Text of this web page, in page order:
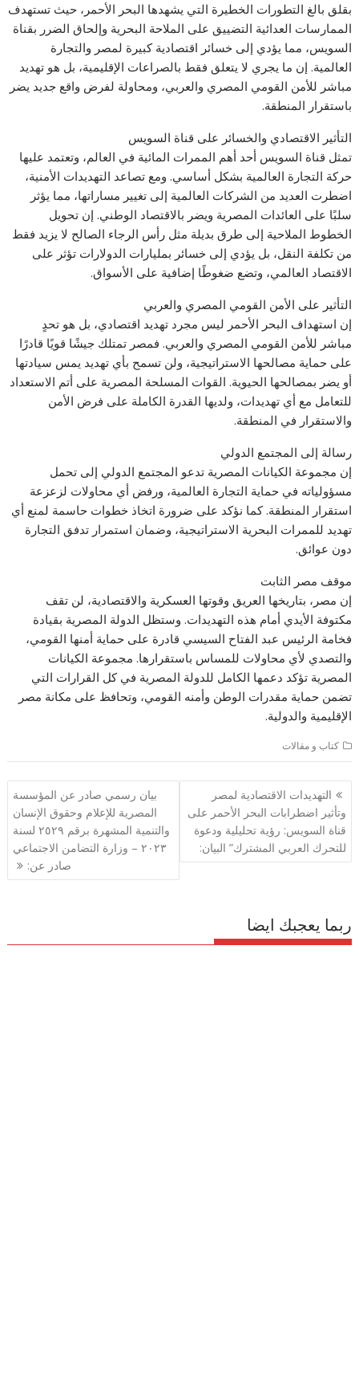
بقلق بالغ التطورات الخطيرة التي يشهدها البحر الأحمر، حيث تستهدف
الممارسات العدائية التضييق على الملاحة البحرية وإلحاق الضرر بقناة
السويس، مما يؤدي إلى خسائر اقتصادية كبيرة لمصر والتجارة
العالمية. إن ما يجري لا يتعلق فقط بالصراعات الإقليمية، بل هو تهديد
مباشر للأمن القومي المصري والعربي، ومحاولة لفرض واقع جديد يضر
باستقرار المنطقة.
التأثير الاقتصادي والخسائر على قناة السويس
تمثل قناة السويس أحد أهم الممرات المائية في العالم، وتعتمد عليها
حركة التجارة العالمية بشكل أساسي. ومع تصاعد التهديدات الأمنية،
اضطرت العديد من الشركات العالمية إلى تغيير مساراتها، مما يؤثر
سلبًا على العائدات المصرية ويضر بالاقتصاد الوطني. إن تحويل
الخطوط الملاحية إلى طرق بديلة مثل رأس الرجاء الصالح لا يزيد فقط
من تكلفة النقل، بل يؤدي إلى خسائر بمليارات الدولارات تؤثر على
الاقتصاد العالمي، وتضع ضغوطًا إضافية على الأسواق.
التأثير على الأمن القومي المصري والعربي
إن استهداف البحر الأحمر ليس مجرد تهديد اقتصادي، بل هو تحدٍ
مباشر للأمن القومي المصري والعربي. فمصر تمتلك جيشًا قويًا قادرًا
على حماية مصالحها الاستراتيجية، ولن تسمح بأي تهديد يمس سيادتها
أو يضر بمصالحها الحيوية. القوات المسلحة المصرية على أتم الاستعداد
للتعامل مع أي تهديدات، ولديها القدرة الكاملة على فرض الأمن
والاستقرار في المنطقة.
رسالة إلى المجتمع الدولي
إن مجموعة الكيانات المصرية تدعو المجتمع الدولي إلى تحمل
مسؤولياته في حماية التجارة العالمية، ورفض أي محاولات لزعزعة
استقرار المنطقة. كما نؤكد على ضرورة اتخاذ خطوات حاسمة لمنع أي
تهديد للممرات البحرية الاستراتيجية، وضمان استمرار تدفق التجارة
دون عوائق.
موقف مصر الثابت
إن مصر، بتاريخها العريق وقوتها العسكرية والاقتصادية، لن تقف
مكتوفة الأيدي أمام هذه التهديدات. وستظل الدولة المصرية بقيادة
فخامة الرئيس عبد الفتاح السيسي قادرة على حماية أمنها القومي،
والتصدي لأي محاولات للمساس باستقرارها. مجموعة الكيانات
المصرية تؤكد دعمها الكامل للدولة المصرية في كل القرارات التي
تضمن حماية مقدرات الوطن وأمنه القومي، وتحافظ على مكانة مصر
الإقليمية والدولية.
كتاب و مقالات
تصفّح
المقالات
التهديدات الاقتصادية لمصر
وتأثير اضطرابات البحر الأحمر على
قناة السويس: رؤية تحليلية ودعوة
للتحرك العربي المشترك” البيان:
بيان رسمي صادر عن المؤسسة
المصرية للإعلام وحقوق الإنسان
والتنمية المشهرة برقم ٢٥٢٩ لسنة
٢٠٢٣ – وزارة التضامن الاجتماعي
صادر عن:
ربما يعجبك ايضا